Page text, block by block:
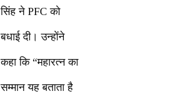
सिंह ने PFC को
बधाई दी। उन्होंने
कहा कि “महारत्न का
सम्मान यह बताता है